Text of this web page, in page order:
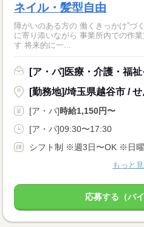
ネイル・髪型自由
障がいのある方の 働くきっかけ”づ
に寄り添いながら 事業所内での作
す 将来的に一...
[ア・パ]医療・介護・福
[勤務地]/埼玉県越谷市 /
[ア・パ]時給1,150円〜
[ア・パ]09:30〜17:30
もっと
応募する（バ